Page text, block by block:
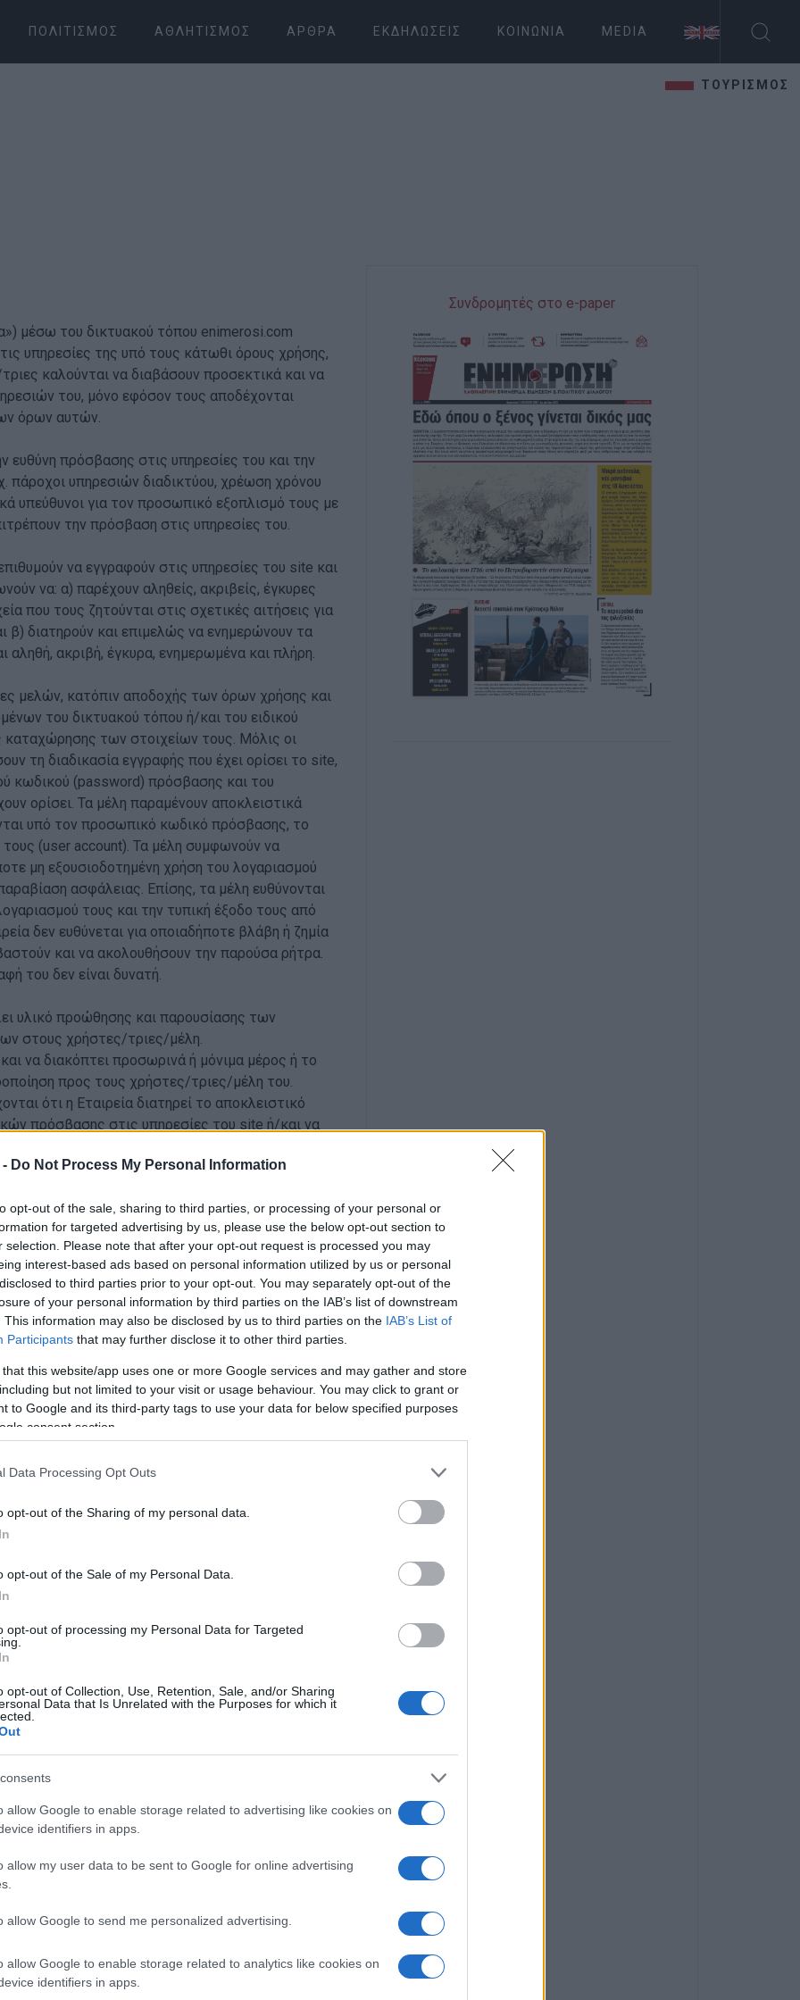
Do Not Process My Personal Information
opt-out of the sale, sharing to third parties, or processing of your personal or
for targeted advertising by us, please use the below opt-out section to
selection. Please note that after your opt-out request is processed you may
interest-based ads based on personal information utilized by us or personal
to third parties prior to your opt-out. You may separately opt-out of the
of your personal information by third parties on the IAB’s list of downstream
This information may also be disclosed by us to third parties on the IAB’s List of
Participants that may further disclose it to other third parties.
that this website/app uses one or more Google services and may gather and store
but not limited to your visit or usage behaviour. You may click to grant or
to Google and its third-party tags to use your data for below specified purposes
consent section.
Data Processing Opt Outs
opt-out of the Sharing of my personal data.
opt-out of the Sale of my Personal Data.
opt-out of processing my Personal Data for Targeted
opt-out of Collection, Use, Retention, Sale, and/or Sharing
Data that Is Unrelated with the Purposes for which it
allow Google to enable storage related to advertising like cookies on
identifiers in apps.
allow my user data to be sent to Google for online advertising
allow Google to send me personalized advertising.
allow Google to enable storage related to analytics like cookies on
identifiers in apps.
ΠΟΛΙΤΙΣΜΌΣ ΑΘΛΗΤΙΣΜΌΣ ΆΡΘΡΑ ΕΚΔΗΛΏΣΕΙΣ ΚΟΙΝΩΝΊΑ MEDIA
ΤΟΥΡΙΣΜΟΣ
μέσω του δικτυακού τόπου enimerosi.com
υπηρεσίες της υπό τους κάτωθι όρους χρήσης,
καλούνται να διαβάσουν προσεκτικά και να
του, μόνο εφόσον τους αποδέχονται
όρων αυτών.
ευθύνη πρόσβασης στις υπηρεσίες του και την
υπηρεσιών διαδικτύου, χρέωση χρόνου
υπεύθυνοι για τον προσωπικό εξοπλισμό τους με
την πρόσβαση στις υπηρεσίες του.
να εγγραφούν στις υπηρεσίες του site και
να: α) παρέχουν αληθείς, ακριβείς, έγκυρες
που τους ζητούνται στις σχετικές αιτήσεις για
διατηρούν και επιμελώς να ενημερώνουν τα
αληθή, ακριβή, έγκυρα, ενημερωμένα και πλήρη.
μελών, κατόπιν αποδοχής των όρων χρήσης και
του δικτυακού τόπου ή/και του ειδικού
καταχώρησης των στοιχείων τους. Μόλις οι
τη διαδικασία εγγραφής που έχει ορίσει το site,
κωδικού (password) πρόσβασης και του
ορίσει. Τα μέλη παραμένουν αποκλειστικά
υπό τον προσωπικό κωδικό πρόσβασης, το
(user account). Τα μέλη συμφωνούν να
μη εξουσιοδοτημένη χρήση του λογαριασμού
ασφάλειας. Επίσης, τα μέλη ευθύνονται
τους και την τυπική έξοδο τους από
δεν ευθύνεται για οποιαδήποτε βλάβη ή ζημία
και να ακολουθήσουν την παρούσα ρήτρα.
του δεν είναι δυνατή.
υλικό προώθησης και παρουσίασης των
στους χρήστες/τριες/μέλη.
να διακόπτει προσωρινά ή μόνιμα μέρος ή το
προς τους χρήστες/τριες/μέλη του.
ότι η Εταιρεία διατηρεί το αποκλειστικό
πρόσβασης στις υπηρεσίες του site ή/και να
χρήστες/τριες/μέλη που πιστεύει ότι έχουν
όρων χρήσης.
των χρηστών/μελών με τους τρίτους
και για την οποιαδήποτε τυχόν εμπορική
τους σχέση.
δικαιώματα τρίτων, συνεργατών και
εικόνων, γραφικών, φωτογραφιών,
και γενικά όλων των αρχείων αυτού του
κατατεθειμένα σήματα και σήματα
τις σχετικές διατάξεις του ελληνικού δικαίου,
και συνθηκών. Συνεπώς, κανένα εξ αυτών
πώλησης, αντιγραφής, τροποποίησης,
μεταδοθεί ή να διανεμηθεί με οποιονδήποτε
αποθήκευσης ενός και μόνου αντιγράφου
ηλεκτρονικό υπολογιστή, για προσωπική
της ένδειξης προέλευσής τους από το site,
πνευματικής και βιομηχανικής
αναφέρονται στις ηλεκτρονικές σελίδες του
οργανισμών, εταιριών, συνεργατών
πνευματική και βιομηχανική ιδιοκτησία και
Οι χρήστες/τριες/μέλη κατανοούν και
να αναπαράγουν, αντιγράφουν, πωλούν,
οποιονδήποτε τρόπο, σύνολο ή μέρος του
υπό οποιεσδήποτε συνθήκες,
η Εταιρεία δεν ευθύνεται για οποιασδήποτε
τριες των σελίδων, υπηρεσιών, επιλογών
με δική τους πρωτοβουλία. Τα περιεχόμενα
καμία εγγύηση εκπεφρασμένη ή και
βαθμό και σύμφωνα με το νόμο, το site
και συνεπαγόμενες, συμπεριλαμβανομένων, όχι
συνεπάγονται την εμπορευσιμότητα και την
οι επιλογές και τα περιεχόμενα θα
ότι τα λάθη θα διορθώνονται. Επίσης, δεν
τόπος (site) ή οι εξυπηρετητές (servers)
χρηστών/μελών, δεν περιέχουν ιούς ή άλλα
Συνδρομητές στο e-paper